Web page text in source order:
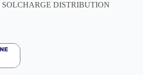
SOLCHARGE DISTRIBUTION